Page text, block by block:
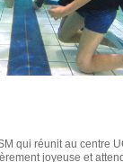
qui réunit au centre
joyeuse et